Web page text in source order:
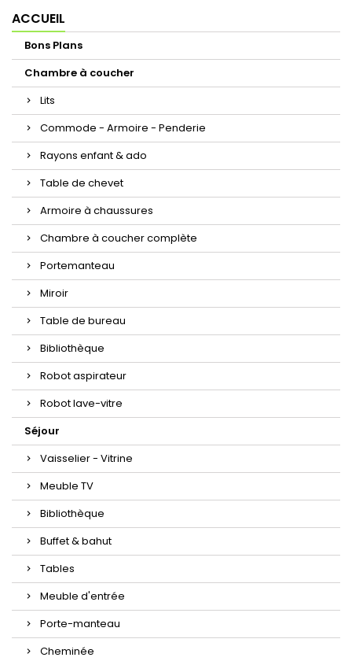
ACCUEIL
Bons Plans
Chambre à coucher
Lits
Commode - Armoire - Penderie
Rayons enfant & ado
Table de chevet
Armoire à chaussures
Chambre à coucher complète
Portemanteau
Miroir
Table de bureau
Bibliothèque
Robot aspirateur
Robot lave-vitre
Séjour
Vaisselier - Vitrine
Meuble TV
Bibliothèque
Buffet & bahut
Tables
Meuble d'entrée
Porte-manteau
Cheminée